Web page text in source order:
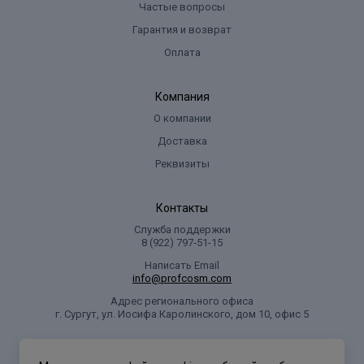
Частые вопросы
Гарантия и возврат
Оплата
Компания
О компании
Доставка
Реквизиты
Контакты
Служба поддержки
8 (922) 797‑51-15
Написать Email
info@profcosm.com
Адрес регионального офиса
г. Сургут, ул. Иосифа Каролинского, дом 10, офис 5